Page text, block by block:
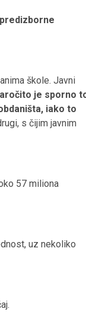
škole. Javni
je sporno
iako to
s čijim javnim
57 miliona
uz nekoliko